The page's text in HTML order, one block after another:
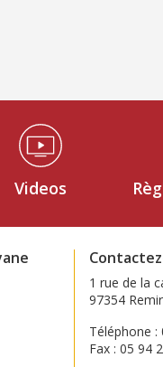
Videos
1 rue de la
97354
Téléphone :
Fax : 05 94